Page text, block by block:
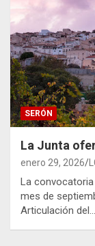
SERÓN
La Junta
enero 29, 2026
La
mes de
Articulación del…